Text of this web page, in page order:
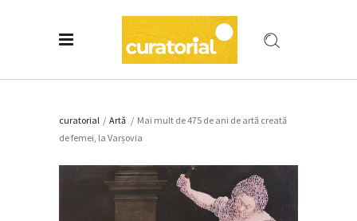
curatorial / Artǎ / Mai mult de 475 de ani de artă creată
de femei, la Varșovia